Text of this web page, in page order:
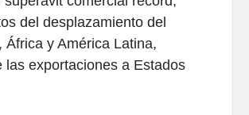
del desplazamiento del
y América Latina,
exportaciones a Estados